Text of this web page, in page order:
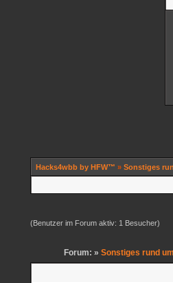
Hacks4wbb by HFW™ » Sonstiges
(Benutzer im Forum aktiv: 1 Besucher)
Forum: » Sonstiges rund